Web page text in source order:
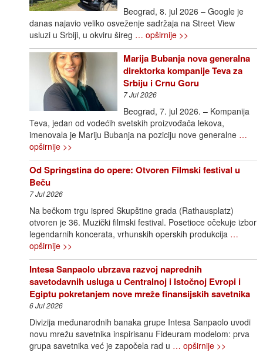
Beograd, 8. jul 2026 – Google je
danas najavio veliko osveženje sadržaja na Street View
usluzi u Srbiji, u okviru šireg … opširnije >>
Marija Bubanja nova generalna
direktorka kompanije Teva za
Srbiju i Crnu Goru
7 Jul 2026
Beograd, 7. jul 2026. – Kompanija
Teva, jedan od vodećih svetskih proizvođača lekova,
imenovala je Mariju Bubanja na poziciju nove generalne …
opširnije >>
Od Springstina do opere: Otvoren Filmski festival u
Beču
7 Jul 2026
Na bečkom trgu ispred Skupštine grada (Rathausplatz)
otvoren je 36. Muzički filmski festival. Posetioce očekuje izbor
legendarnih koncerata, vrhunskih operskih produkcija …
opširnije >>
Intesa Sanpaolo ubrzava razvoj naprednih
savetodavnih usluga u Centralnoj i Istočnoj Evropi i
Egiptu pokretanjem nove mreže finansijskih savetnika
6 Jul 2026
Divizija međunarodnih banaka grupe Intesa Sanpaolo uvodi
novu mrežu savetnika inspirisanu Fideuram modelom: prva
grupa savetnika već je započela rad u … opširnije >>